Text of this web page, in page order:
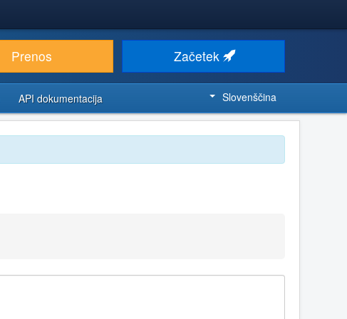
Prenos Začetek
API dokumentacija Slovenščina